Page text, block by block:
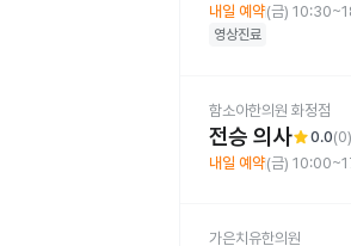
내일 예약(금)
영상진료
함소아한의원 화정점
전승 의사star0.0(0)
내일 예약(금)
가은치유한의원